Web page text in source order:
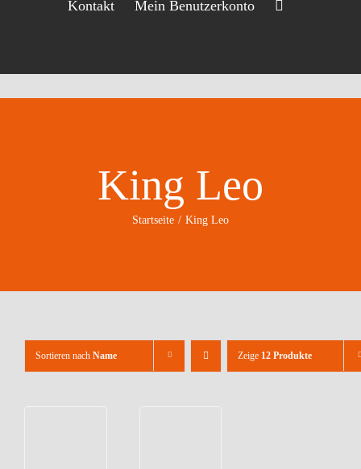
Kontakt Mein Benutzerkonto
King Leo
Startseite King Leo
Sortieren nach Name Zeige 12 Produkte